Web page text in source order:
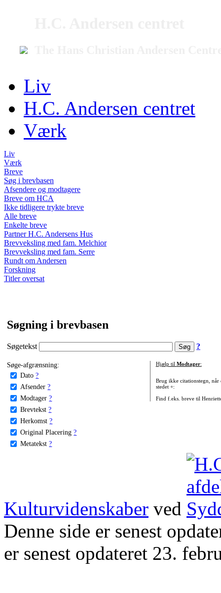
Liv
H.C. Andersen centret
Værk
Liv
Værk
Breve
Søg i brevbasen
Afsendere og modtagere
Breve om HCA
Ikke tidligere trykte breve
Alle breve
Enkelte breve
Partner H.C. Andersens Hus
Brevveksling med fam. Melchior
Brevveksling med fam. Serre
Rundt om Andersen
Forskning
Titler oversat
Søgning i brevbasen
Søgetekst ?
Søge-afgrænsning:
Dato ?
Afsender ?
Modtager ?
Brevtekst ?
Herkomst ?
Original Placering ?
Metatekst ?
Hjælp til Modtager:
Brug ikke citationstegn, når
stedet +:
Find f.eks. breve til
Kulturvidenskaber ved
Denne side er senest
er senest opdateret 23.